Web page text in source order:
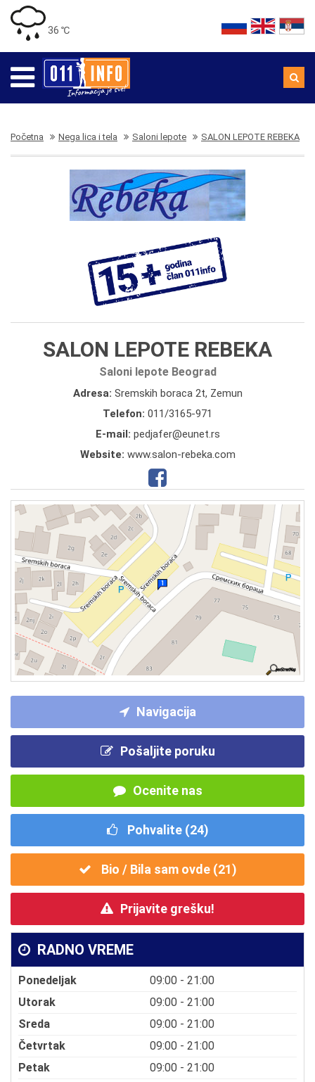
36 ℃
Početna Nega lica i tela Saloni lepote SALON LEPOTE REBEKA
SALON LEPOTE REBEKA
Saloni lepote Beograd
Adresa: Sremskih boraca 2t, Zemun
Telefon: 011/3165-971
E-mail: pedjafer@eunet.rs
Website: www.salon-rebeka.com
Navigacija
Pošaljite poruku
Ocenite nas
Pohvalite (24)
Bio / Bila sam ovde (21)
Prijavite grešku!
RADNO VREME
Ponedeljak
09:00 - 21:00
Utorak
09:00 - 21:00
Sreda
09:00 - 21:00
Četvrtak
09:00 - 21:00
Petak
09:00 - 21:00